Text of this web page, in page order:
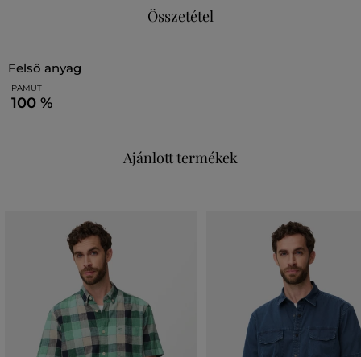
Összetétel
felső anyag
PAMUT
100 %
Ajánlott termékek